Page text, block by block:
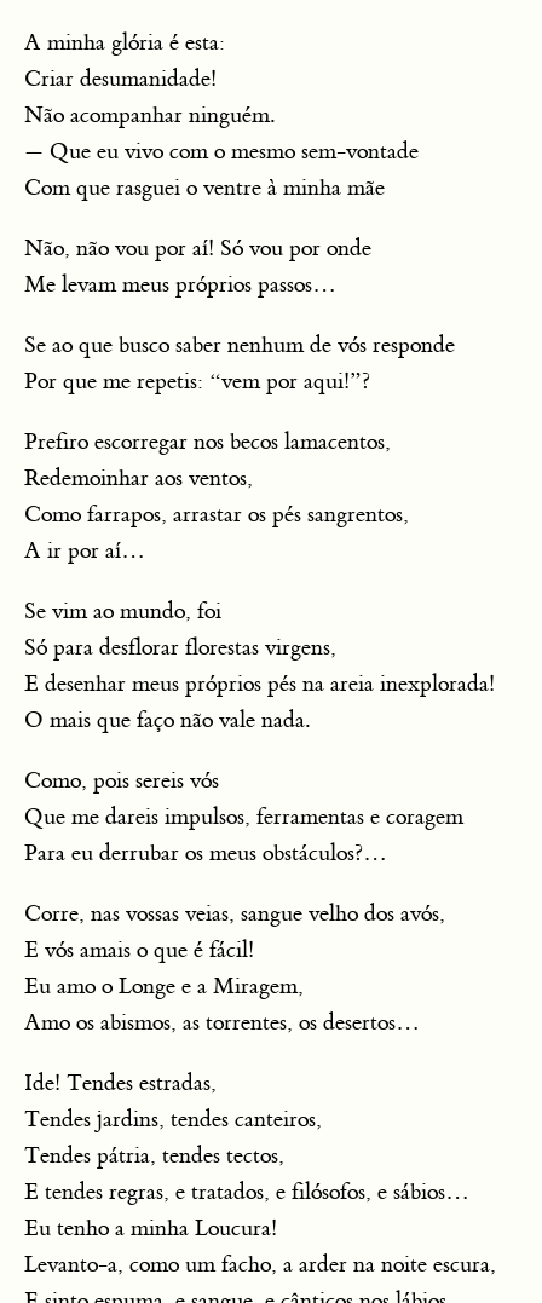
A minha glória é esta:
Criar desumanidade!
Não acompanhar ninguém.
— Que eu vivo com o mesmo sem-vontade
Com que rasguei o ventre à minha mãe
Não, não vou por aí! Só vou por onde
Me levam meus próprios passos…
Se ao que busco saber nenhum de vós responde
Por que me repetis: “vem por aqui!”?
Prefiro escorregar nos becos lamacentos,
Redemoinhar aos ventos,
Como farrapos, arrastar os pés sangrentos,
A ir por aí…
Se vim ao mundo, foi
Só para desflorar florestas virgens,
E desenhar meus próprios pés na areia inexplorada!
O mais que faço não vale nada.
Como, pois sereis vós
Que me dareis impulsos, ferramentas e coragem
Para eu derrubar os meus obstáculos?…
Corre, nas vossas veias, sangue velho dos avós,
E vós amais o que é fácil!
Eu amo o Longe e a Miragem,
Amo os abismos, as torrentes, os desertos…
Ide! Tendes estradas,
Tendes jardins, tendes canteiros,
Tendes pátria, tendes tectos,
E tendes regras, e tratados, e filósofos, e sábios…
Eu tenho a minha Loucura!
Levanto-a, como um facho, a arder na noite escura,